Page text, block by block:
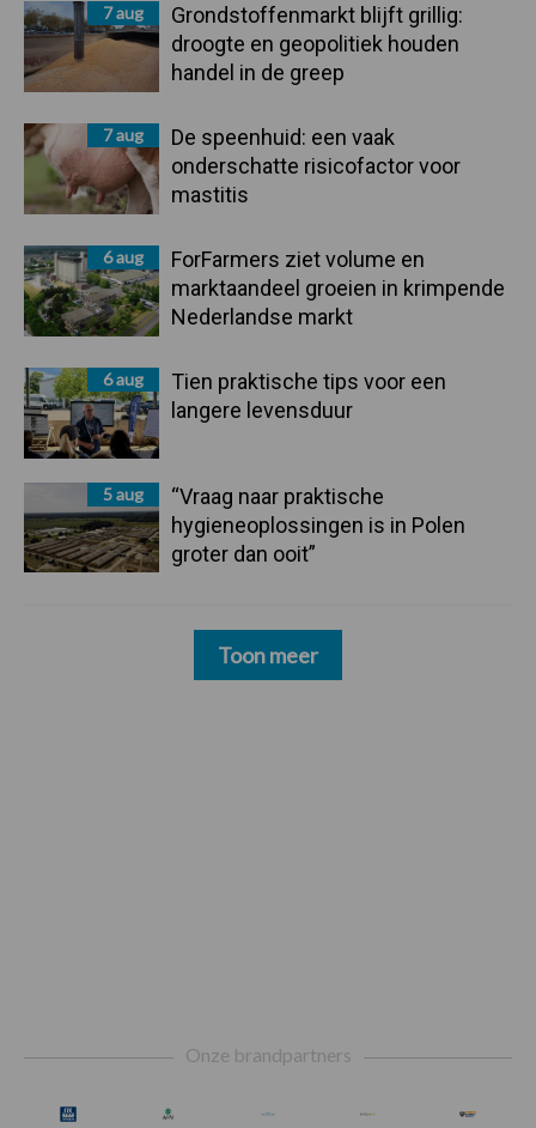
7 aug
Grondstoffenmarkt blijft grillig:
droogte en geopolitiek houden
handel in de greep
7 aug
De speenhuid: een vaak
onderschatte risicofactor voor
mastitis
6 aug
ForFarmers ziet volume en
marktaandeel groeien in krimpende
Nederlandse markt
6 aug
Tien praktische tips voor een
langere levensduur
5 aug
“Vraag naar praktische
hygieneoplossingen is in Polen
groter dan ooit”
Toon meer
Onze brandpartners